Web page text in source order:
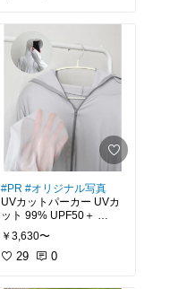
しても便利
コンパクトサイズだから
小さめバッグにもスッと
入る◎
好みに合わせて
マルチサイズとコンパク
トサイズから選べるよ
#PR #オリジナル写真
UVカットパーカー UVカ
ット 99% UPF50＋
1枚で完全防備
本気の紫外線対策にはコ
￥3,630〜
29 0